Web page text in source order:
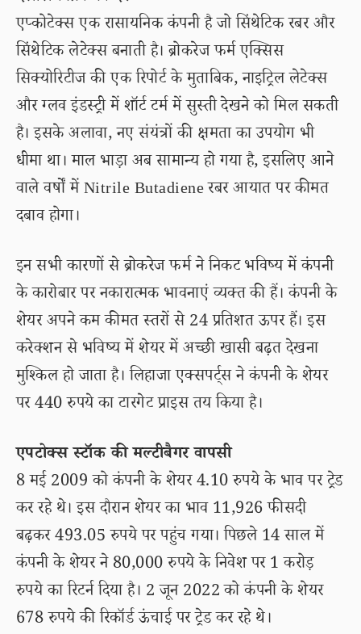
एप्कोटेक्स एक रासायनिक कंपनी है जो सिंथेटिक रबर और
सिंथेटिक लेटेक्स बनाती है। ब्रोकरेज फर्म एक्सिस
सिक्योरिटीज की एक रिपोर्ट के मुताबिक, नाइट्रिल लेटेक्स
और ग्लव इंडस्ट्री में शॉर्ट टर्म में सुस्ती देखने को मिल सकती
है। इसके अलावा, नए संयंत्रों की क्षमता का उपयोग भी
धीमा था। माल भाड़ा अब सामान्य हो गया है, इसलिए आने
वाले वर्षों में Nitrile Butadiene रबर आयात पर कीमत
दबाव होगा।
इन सभी कारणों से ब्रोकरेज फर्म ने निकट भविष्य में कंपनी
के कारोबार पर नकारात्मक भावनाएं व्यक्त की हैं। कंपनी के
शेयर अपने कम कीमत स्तरों से 24 प्रतिशत ऊपर हैं। इस
करेक्शन से भविष्य में शेयर में अच्छी खासी बढ़त देखना
मुश्किल हो जाता है। लिहाजा एक्सपर्ट्स ने कंपनी के शेयर
पर 440 रुपये का टारगेट प्राइस तय किया है।
एपटोक्स स्टॉक की मल्टीबैगर वापसी
8 मई 2009 को कंपनी के शेयर 4.10 रुपये के भाव पर ट्रेड
कर रहे थे। इस दौरान शेयर का भाव 11,926 फीसदी
बढ़कर 493.05 रुपये पर पहुंच गया। पिछले 14 साल में
कंपनी के शेयर ने 80,000 रुपये के निवेश पर 1 करोड़
रुपये का रिटर्न दिया है। 2 जून 2022 को कंपनी के शेयर
678 रुपये की रिकॉर्ड ऊंचाई पर ट्रेड कर रहे थे।